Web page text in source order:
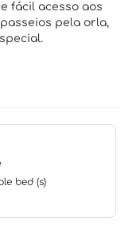
fácil acesso aos
pela orla,
bed (s)